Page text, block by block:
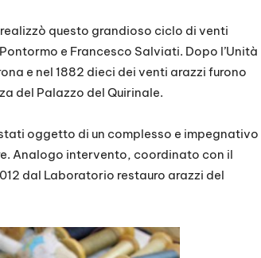
questo grandioso ciclo di venti
e Francesco Salviati. Dopo l’Unità
e nel 1882 dieci dei venti arazzi furono
del Palazzo del Quirinale.
oggetto di un complesso e impegnativo
Analogo intervento, coordinato con il
dal Laboratorio restauro arazzi del